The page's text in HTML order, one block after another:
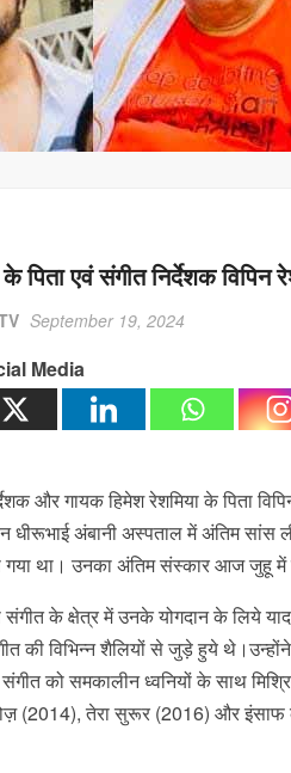
पिता एवं संगीत निर्देशक विपिन
September 19, 2024
Media
और गायक हिमेश रेशमिया के पिता
धीरूभाई अंबानी अस्पताल में अंतिम
गया था। उनका अंतिम संस्कार आज जुहू में
संगीत के क्षेत्र में उनके योगदान के लिये
की विभिन्न शैलियों से जुड़े हुये
संगीत को समकालीन ध्वनियों के साथ
(2014), तेरा सुरूर (2016) और